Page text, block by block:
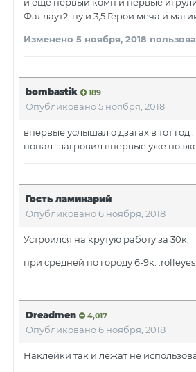
и еще первый комп и первые
Фаллаут2, ну и 3,5 Герои меча и
Изменено 5 ноября, 2018
bombastik 189
Опубликовано5 ноября, 2018
впервые услышал о дзагах в тот год
попал . загровил впервые уже
Гость ламинарий
Опубликовано6 ноября, 2018
Устроился на крутую работу за 30к,
при средней по городу 6-9к. :rolleyes:
Dreadmen 4,017
Опубликовано6 ноября, 2018
Наклейки так и лежат не